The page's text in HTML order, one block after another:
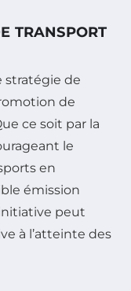
TRANSPORT
stratégie de
de
ce soit par la
le
en
émission
peut
à l’atteinte des